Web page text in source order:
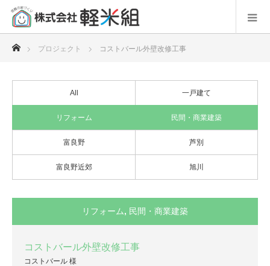
プロジェクト コストバール外壁改修工事
All 一戸建て
リフォーム 民間・商業建築
富良野 芦別
富良野近郊 旭川
リフォーム, 民間・商業建築
コストバール外壁改修工事
コストバール 様